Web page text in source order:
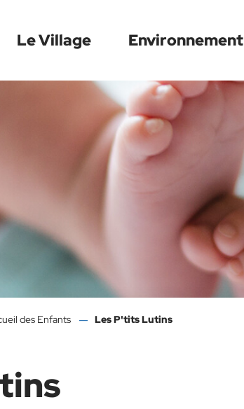
Le Village Environnement
des Enfants Les P'tits Lutins